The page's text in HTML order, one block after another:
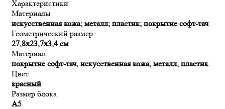
Характеристики
Материалы
искусственная кожа; металл; пластик; покрытие софт-тач
Геометрический размер
27,8х23,7х3,4 см
Материал
покрытие софт-тач, искусственная кожа, металл, пластик
Цвет
красный
Размер блока
А5